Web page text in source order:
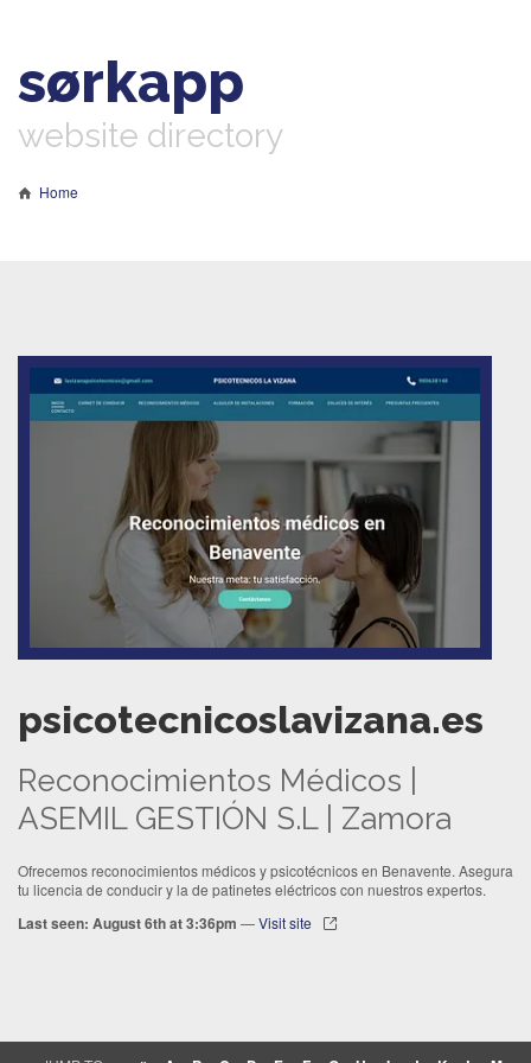
sørkapp
website directory
Home
psicotecnicoslavizana.es
Reconocimientos Médicos |
ASEMIL GESTIÓN S.L | Zamora
Ofrecemos reconocimientos médicos y psicotécnicos en Benavente. Asegura
tu licencia de conducir y la de patinetes eléctricos con nuestros expertos.
Last seen: August 6th at 3:36pm —Visit site